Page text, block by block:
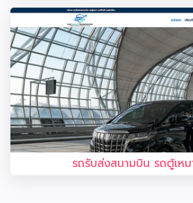
รถรับส่งสนามบิน รถตู้เห